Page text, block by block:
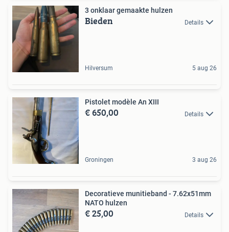
3 onklaar gemaakte hulzen
Bieden Details
Hilversum 5 aug 26
Pistolet modèle An XIII
€ 650,00 Details
Groningen 3 aug 26
Decoratieve munitieband - 7.62x51mm
NATO hulzen
€ 25,00 Details